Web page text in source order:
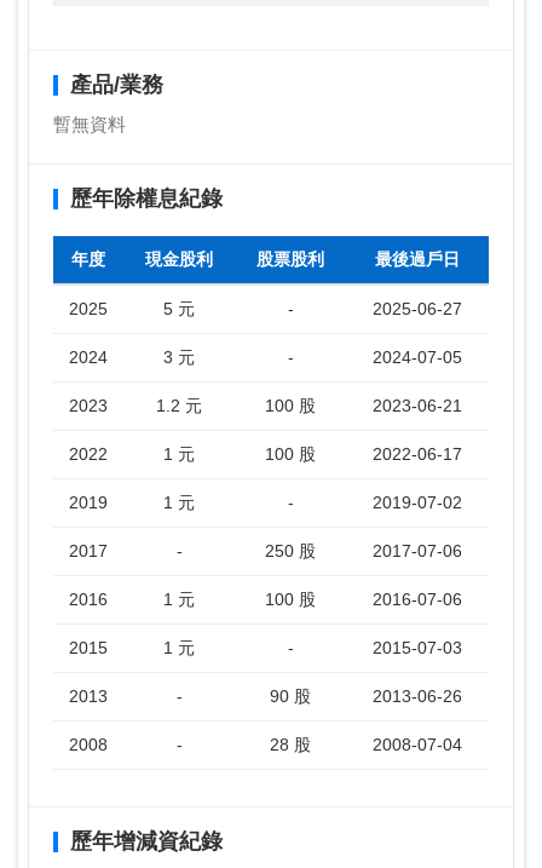
產品/業務
暫無資料
歷年除權息紀錄
年度 現金股利 股票股利 最後過戶日
2025 5 元 - 2025-06-27
2024 3 元 - 2024-07-05
2023 1.2 元 100 股 2023-06-21
2022 1 元 100 股 2022-06-17
2019 1 元 - 2019-07-02
2017 - 250 股 2017-07-06
2016 1 元 100 股 2016-07-06
2015 1 元 - 2015-07-03
2013 - 90 股 2013-06-26
2008 - 28 股 2008-07-04
歷年增減資紀錄